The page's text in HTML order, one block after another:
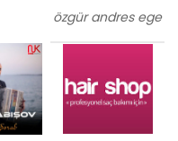
özgür andres ege